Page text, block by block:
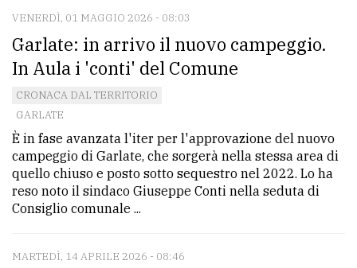
VENERDÌ, 01 MAGGIO 2026 - 08:03
Garlate: in arrivo il nuovo campeggio.
In Aula i 'conti' del Comune
CRONACA DAL TERRITORIO
GARLATE
È in fase avanzata l'iter per l'approvazione del nuovo
campeggio di Garlate, che sorgerà nella stessa area di
quello chiuso e posto sotto sequestro nel 2022. Lo ha
reso noto il sindaco Giuseppe Conti nella seduta di
Consiglio comunale ...
MARTEDÌ, 14 APRILE 2026 - 08:46